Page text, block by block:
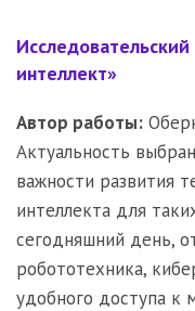
интеллект»
Автор работы:
Актуальность
важности развития
интеллекта для
сегодняшний день,
робототехника,
удобного доступа